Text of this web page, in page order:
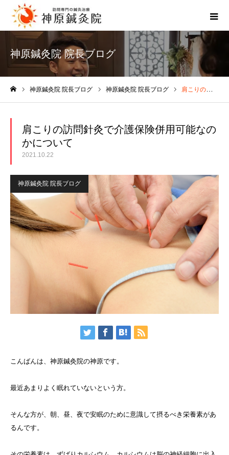
神原鍼灸院 院長ブログ
神原鍼灸院 院長ブログ 神原鍼灸院 院長ブログ 肩こりの訪問針灸で介護保険併用可能なのかについて
肩こりの訪問針灸で介護保険併用可能なの
かについて
2021.10.22
神原鍼灸院 院長ブログ
こんばんは、神原鍼灸院の神原です。
最近あまりよく眠れていないという方。
そんな方が、朝、昼、夜で安眠のために意識して摂るべき栄養素があ
るんです。